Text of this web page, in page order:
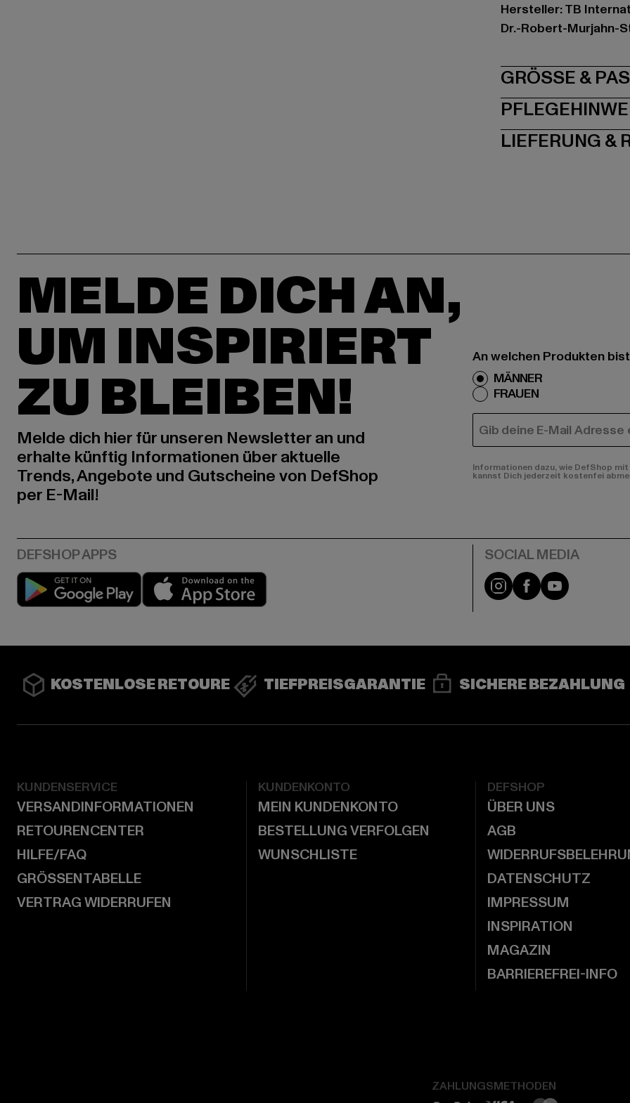
Hersteller: TB
Dr.-Robert-Murjahn-
GRÖSSE
LIEFERUNG &
MELDE DICH AN,
UM INSPIRIERT
ZU BLEIBEN!
Melde dich hier für unseren Newsletter an und
erhalte künftig Informationen über aktuelle
Trends, Angebote und Gutscheine von DefShop
per E-Mail!
An welchen Produkten
MÄNNER
FRAUEN
E-MAIL
Informationen dazu, wie DefShop
kannst Dich jederzeit kostenfei
Play market Instagram
FacebookYouTube
KOSTENLOSE RETOURE TIEFPREISGARANTIE SICHERE BEZAHLUNG
KUNDENSERVICE
VERSANDINFORMATIONEN
RETOURENCENTER
HILFE/FAQ
GRÖSSENTABELLE
VERTRAG WIDERRUFEN
KUNDENKONTO
MEIN KUNDENKONTO
BESTELLUNG VERFOLGEN
WUNSCHLISTE
DEFSHOP
ÜBER UNS
AGB
DATENSCHUTZ
IMPRESSUM
INSPIRATION
MAGAZIN
BARRIEREFREI-INFO
ZAHLUNGSMETHODEN